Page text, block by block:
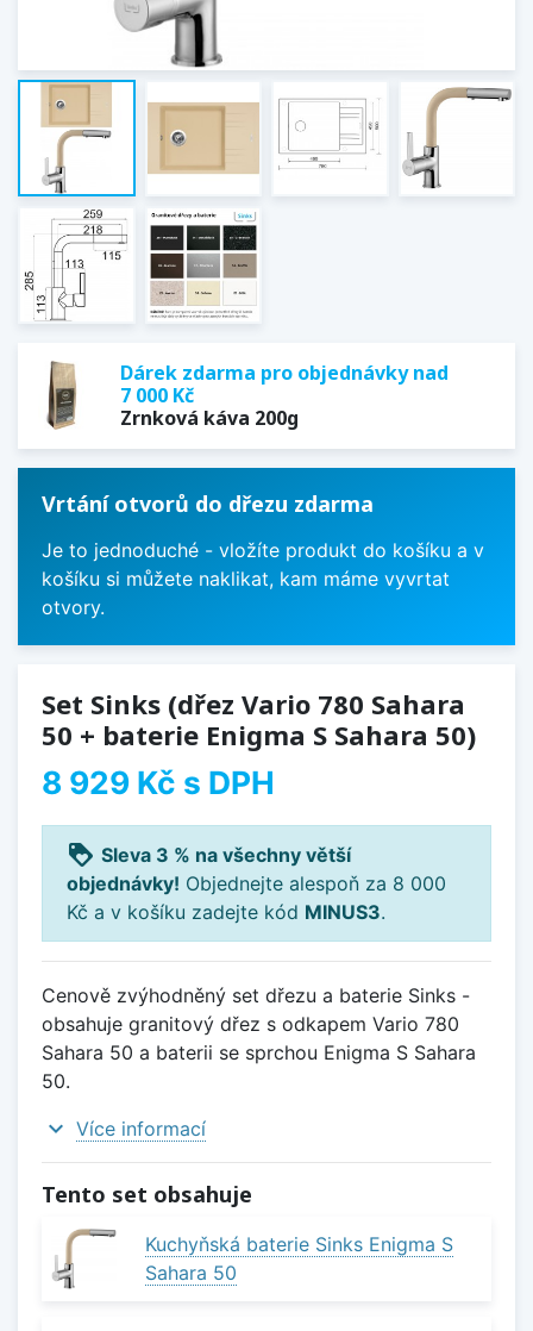
Dárek zdarma pro objednávky nad
7 000 Kč
Zrnková káva 200g
Vrtání otvorů do dřezu zdarma
Je to jednoduché - vložíte produkt do košíku a v
košíku si můžete naklikat, kam máme vyvrtat
otvory.
Set Sinks (dřez Vario 780 Sahara
50 + baterie Enigma S Sahara 50)
8 929 Kč s DPH
loyalty Sleva 3 % na všechny větší
objednávky! Objednejte alespoň za 8 000
Kč a v košíku zadejte kód MINUS3.
Cenově zvýhodněný set dřezu a baterie Sinks -
obsahuje granitový dřez s odkapem Vario 780
Sahara 50 a baterii se sprchou Enigma S Sahara
50.
expand_more Více informací
Tento set obsahuje
Kuchyňská baterie Sinks Enigma S
Sahara 50